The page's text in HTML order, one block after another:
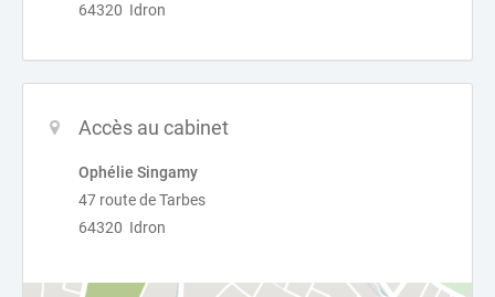
64320 Idron
Accès au cabinet
Ophélie Singamy
47 route de Tarbes
64320 Idron